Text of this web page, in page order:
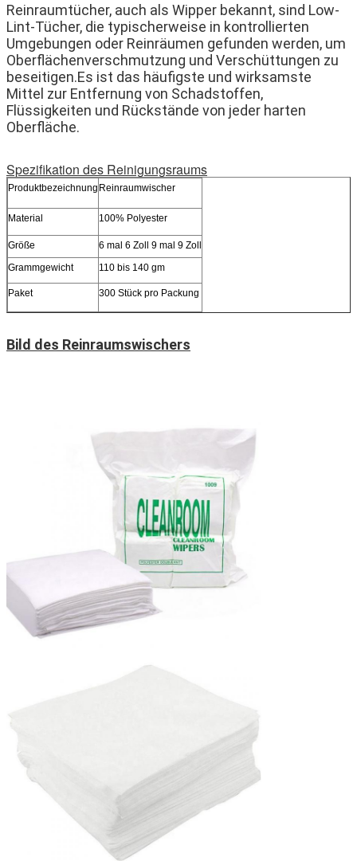
Reinraumtücher, auch als Wipper bekannt, sind Low-
Lint-Tücher, die typischerweise in kontrollierten
Umgebungen oder Reinräumen gefunden werden, um
Oberflächenverschmutzung und Verschüttungen zu
beseitigen.Es ist das häufigste und wirksamste
Mittel zur Entfernung von Schadstoffen,
Flüssigkeiten und Rückstände von jeder harten
Oberfläche.
Spezifikation des Reinigungsraums
Produktbezeichnung Reinraumwischer
Material 100% Polyester
Größe
6 mal 6 Zoll 9 mal 9 Zoll
Grammgewicht
110 bis 140 gm
Paket 300 Stück pro Packung
Bild des Reinraumswischers